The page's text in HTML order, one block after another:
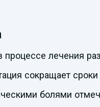
процессе лечения
сокращает
болями